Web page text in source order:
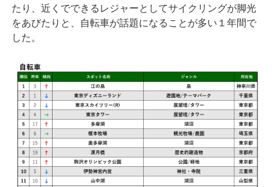
たり、近くでできるレジャーとしてサイクリングが脚光
をあびたりと、自転車が話題になることが多い１年間で
した。